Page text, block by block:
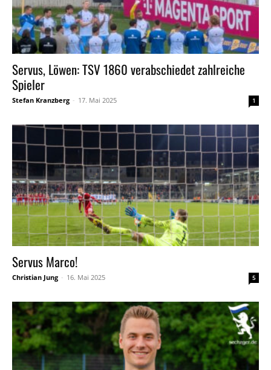
Servus, Löwen: TSV 1860 verabschiedet zahlreiche
Spieler
Stefan Kranzberg - 17. Mai 2025 1
Servus Marco!
Christian Jung - 16. Mai 2025 5